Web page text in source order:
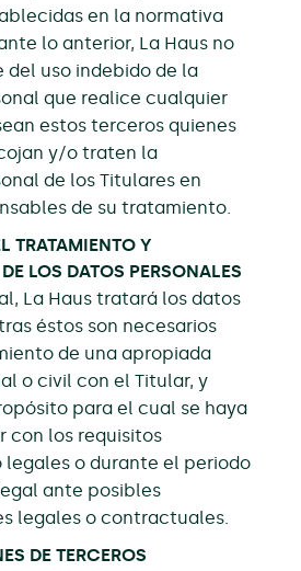
en la normativa
lo anterior, La Haus no
del uso indebido de la
que realice cualquier
estos terceros quienes
y/o traten la
de los Titulares en
de su tratamiento.
TRATAMIENTO Y
LOS DATOS PERSONALES
La Haus tratará los datos
éstos son necesarios
de una apropiada
o civil con el Titular, y
para el cual se haya
con los requisitos
legales o durante el periodo
ante posibles
legales o contractuales.
DE TERCEROS